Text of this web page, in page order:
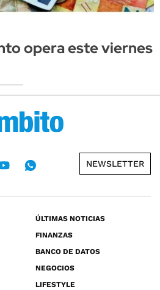
opera este viernes
NEWSLETTER
ÚLTIMAS NOTICIAS
FINANZAS
BANCO DE DATOS
NEGOCIOS
LIFESTYLE